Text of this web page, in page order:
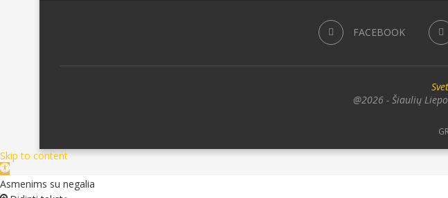
FACEBOOK
@2026 - Šiaulių
Skip to content
Open
toolbar
Asmenims su negalia